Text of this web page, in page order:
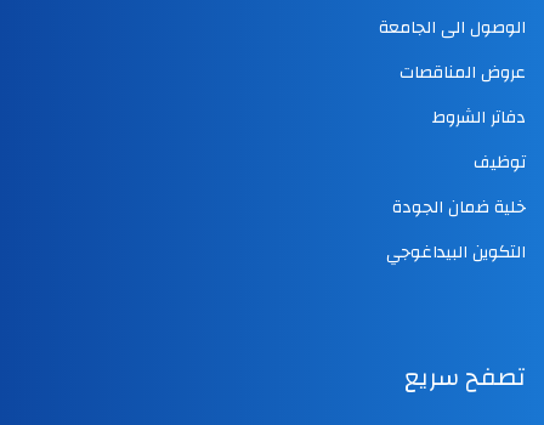
الوصول الى الجامعة
عروض المناقصات
دفاتر الشروط
توظيف
خلية ضمان الجودة
التكوين البيداغوجي
تصفح سريع